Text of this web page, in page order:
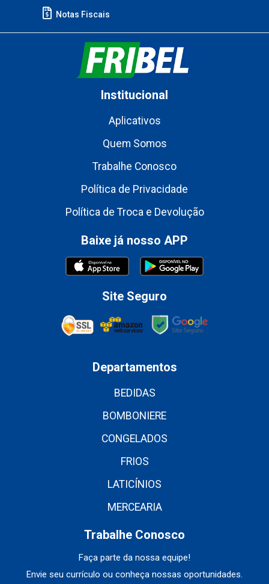
Notas Fiscais
Institucional
Aplicativos
Quem Somos
Trabalhe Conosco
Política de Privacidade
Política de Troca e Devolução
Baixe já nosso APP
Site Seguro
Departamentos
BEDIDAS
BOMBONIERE
CONGELADOS
FRIOS
LATICÍNIOS
MERCEARIA
Trabalhe Conosco
Faça parte da nossa equipe!
Envie seu currículo ou conheça nossas oportunidades.